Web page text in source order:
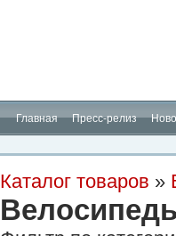
Главная Пресс-релиз
Каталог товаров »